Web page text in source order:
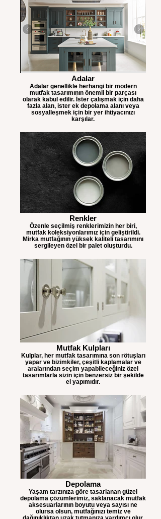
Adalar
Adalar genellikle herhangi bir modern
mutfak tasarımının önemli bir parçası
olarak kabul edilir. İster çalışmak için daha
fazla alan, ister ek depolama alanı veya
sosyalleşmek için bir yer ihtiyacınızı
karşılar.
Renkler
Özenle seçilmiş renklerimizin her biri,
mutfak koleksiyonlarımız için geliştirildi.
Mirka mutfağının yüksek kaliteli tasarımını
sergileyen özel bir palet oluşturdu.
Mutfak Kulpları
Kulplar, her mutfak tasarımına son rötuşları
yapar ve bizimkiler, çeşitli kaplamalar ve
aralarından seçim yapabileceğiniz özel
tasarımlarla sizin için benzersiz bir şekilde
el yapımıdır.
Depolama
Yaşam tarzınıza göre tasarlanan güzel
depolama çözümlerimiz, saklanacak mutfak
aksesuarlarının boyutu veya sayısı ne
olursa olsun, mutfağınızı temiz ve